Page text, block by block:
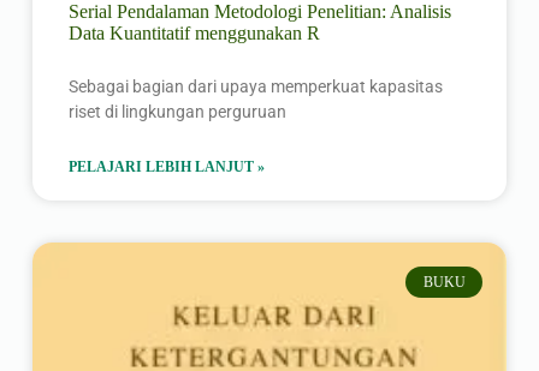
Serial Pendalaman Metodologi Penelitian: Analisis
Data Kuantitatif menggunakan R
Sebagai bagian dari upaya memperkuat kapasitas
riset di lingkungan perguruan
PELAJARI LEBIH LANJUT »
BUKU